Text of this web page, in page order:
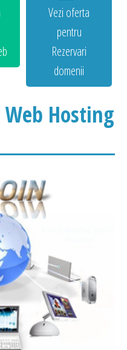
Vezi oferta
pentru
Rezervari
domenii
Hosting